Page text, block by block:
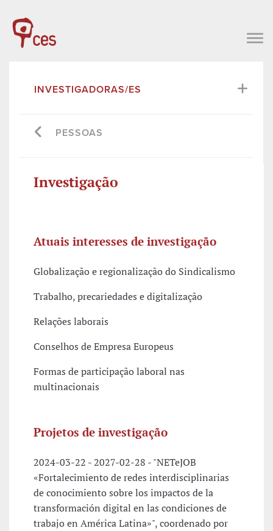
INVESTIGADORAS/ES
PESSOAS
Investigação
Atuais interesses de investigação
Globalização e regionalização do Sindicalismo
Trabalho, precariedades e digitalização
Relações laborais
Conselhos de Empresa Europeus
Formas de participação laboral nas
multinacionais
Projetos de investigação
2024-03-22 - 2027-02-28 - "NETeJOB
«Fortalecimiento de redes interdisciplinarias
de conocimiento sobre los impactos de la
transformación digital en las condiciones de
trabajo en América Latina»", coordenado por